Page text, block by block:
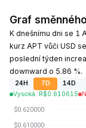
Graf
K dnešnímu dni se 1
kurz APT vůči USD
poslední týden
downward o 5.86 %.
24H 7D 14D
Vysoká: R$0.610615